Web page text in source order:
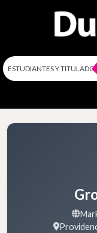
ESTUDIANTES Y TITULADOS